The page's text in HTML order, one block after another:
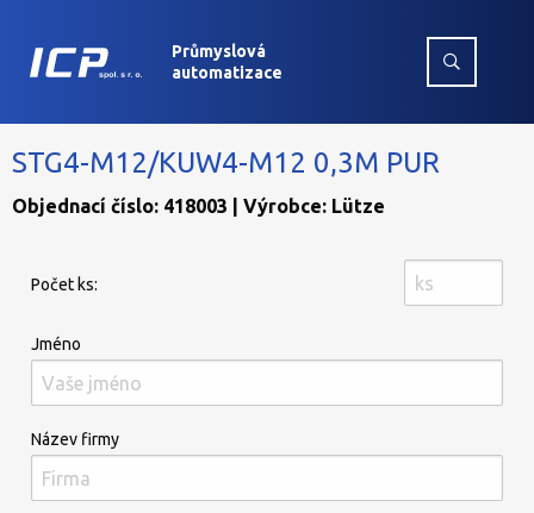
Průmyslová
automatizace
STG4-M12/KUW4-M12 0,3M PUR
Objednací číslo: 418003 | Výrobce: Lütze
Počet ks:
Jméno
Název firmy